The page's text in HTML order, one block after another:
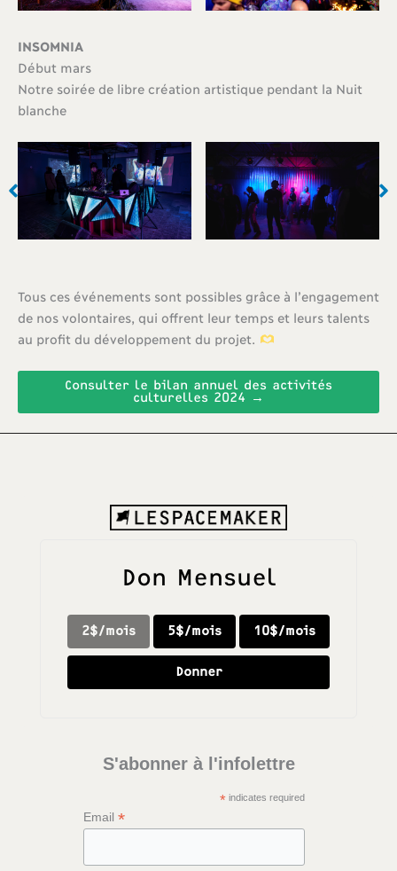
INSOMNIA
Début mars
Notre soirée de libre création artistique pendant la Nuit
blanche
Tous ces événements sont possibles grâce à l’engagement
de nos volontaires, qui offrent leur temps et leurs talents
au profit du développement du projet.
Consulter le bilan annuel des activités
culturelles 2024 →
Don Mensuel
2$/mois 5$/mois 10$/mois
Donner
S'abonner à l'infolettre
*indicates required
Email *